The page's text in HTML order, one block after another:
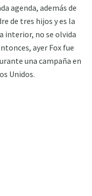
agenda, además de
de tres hijos y es la
interior, no se olvida
ayer Fox fue
una campaña en
Unidos.